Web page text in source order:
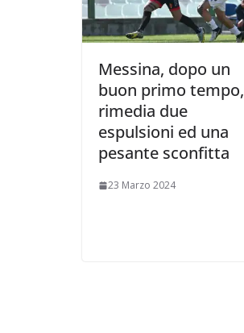
Messina, dopo un
buon primo tempo,
rimedia due
espulsioni ed una
pesante sconfitta
23 Marzo 2024